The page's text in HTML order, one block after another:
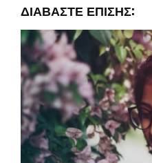
ΔΙΑΒΆΣΤΕ ΕΠΊΣΗΣ: